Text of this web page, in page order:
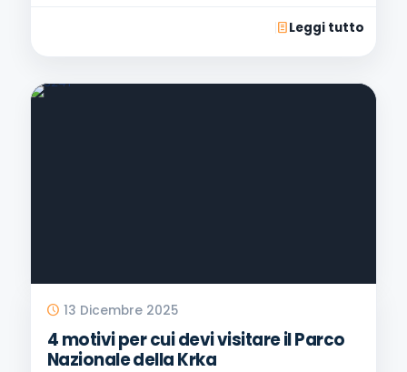
Leggi tutto
13 Dicembre 2025
4 motivi per cui devi visitare il Parco
Nazionale della Krka